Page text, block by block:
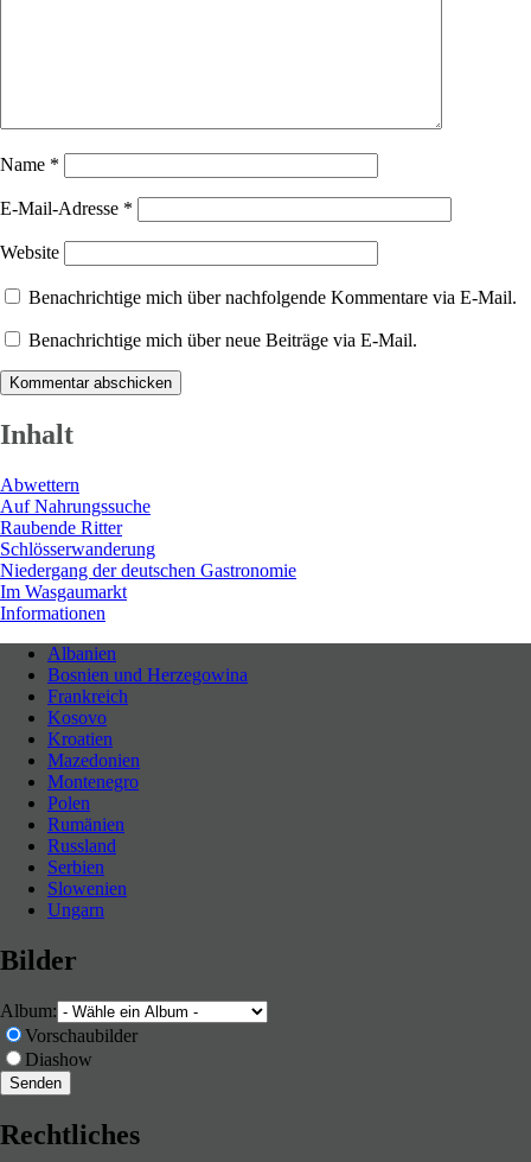
Name *
E-Mail-Adresse *
Website
Benachrichtige mich über nachfolgende Kommentare via E-Mail.
Benachrichtige mich über neue Beiträge via E-Mail.
Inhalt
Abwettern
Auf Nahrungssuche
Raubende Ritter
Schlösserwanderung
Niedergang der deutschen Gastronomie
Im Wasgaumarkt
Informationen
Neues entdecken durch Langsamkeit
Albanien
Bosnien und Herzegowina
Frankreich
Kosovo
Kroatien
Mazedonien
Montenegro
Polen
Rumänien
Russland
Serbien
Slowenien
Ungarn
Bilder
Album:
Vorschaubilder
Diashow
Rechtliches